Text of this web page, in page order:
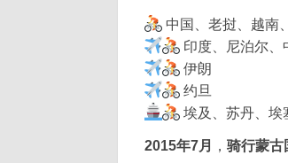
中国、老挝、越南
印度、尼泊尔、
伊朗
约旦
埃及、苏丹、埃
2015年7月 ， 骑行蒙古